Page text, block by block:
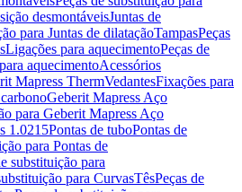
desmontáveisJuntas de
para Juntas de dilataçãoTampasPeças
Ligações para aquecimentoPeças de
aquecimentoAcessórios
Mapress ThermVedantesFixações para
Geberit Mapress Aço
para Geberit Mapress Aço
1.0215Pontas de tuboPontas de
para Pontas de
substituição para
para CurvasTêsPeças de